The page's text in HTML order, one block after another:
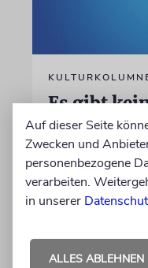
Es gibt
Die
Gerechte
von Laura Cazés
Auf dieser Seite
Zwecken und
personenbezogene
verarbeiten.
in unserer
ALLES ABLEHNEN